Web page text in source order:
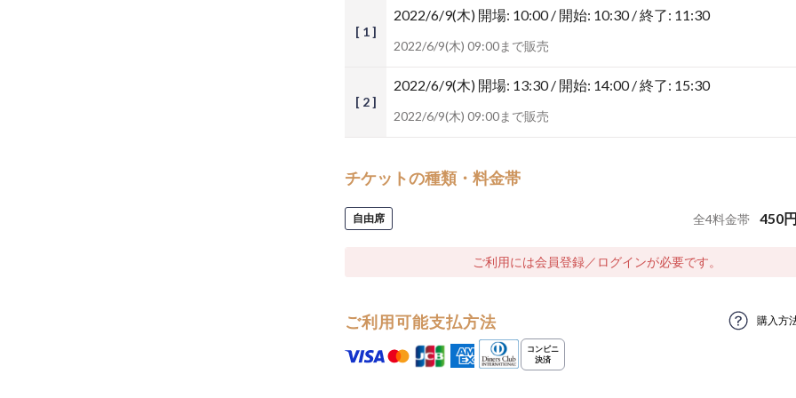
[ 1 ]
2022/6/9(木) 開場: 10:00 / 開始: 10:30 / 終了: 11:30
2022/6/9(木) 09:00まで販売
[ 2 ]
2022/6/9(木) 開場: 13:30 / 開始: 14:00 / 終了: 15:30
2022/6/9(木) 09:00まで販売
チケットの種類・料金帯
自由席 全4料金帯 450円
ご利用には会員登録／ログインが必要です。
ご利用可能支払方法 購入方